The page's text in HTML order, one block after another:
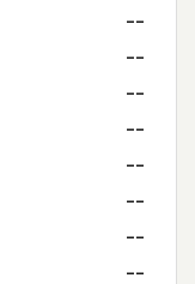
--
--
--
--
--
--
--
--